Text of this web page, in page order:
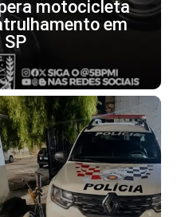
motocicleta
em
SP